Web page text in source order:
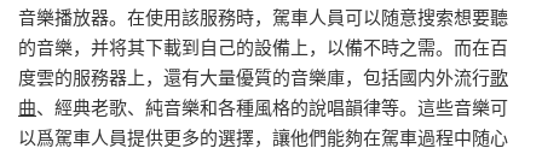
音樂播放器。在使用該服務時，駕車人員可以随意搜索想要聽
的音樂，并将其下載到自己的設備上，以備不時之需。而在百
度雲的服務器上，還有大量優質的音樂庫，包括國内外流行歌
曲、經典老歌、純音樂和各種風格的說唱韻律等。這些音樂可
以爲駕車人員提供更多的選擇，讓他們能夠在駕車過程中随心